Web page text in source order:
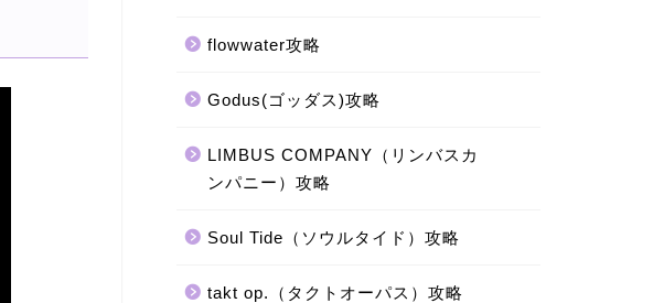
flowwater攻略
Godus(ゴッダス)攻略
LIMBUS COMPANY（リンバスカ
ンパニー）攻略
Soul Tide（ソウルタイド）攻略
takt op.（タクトオーパス）攻略